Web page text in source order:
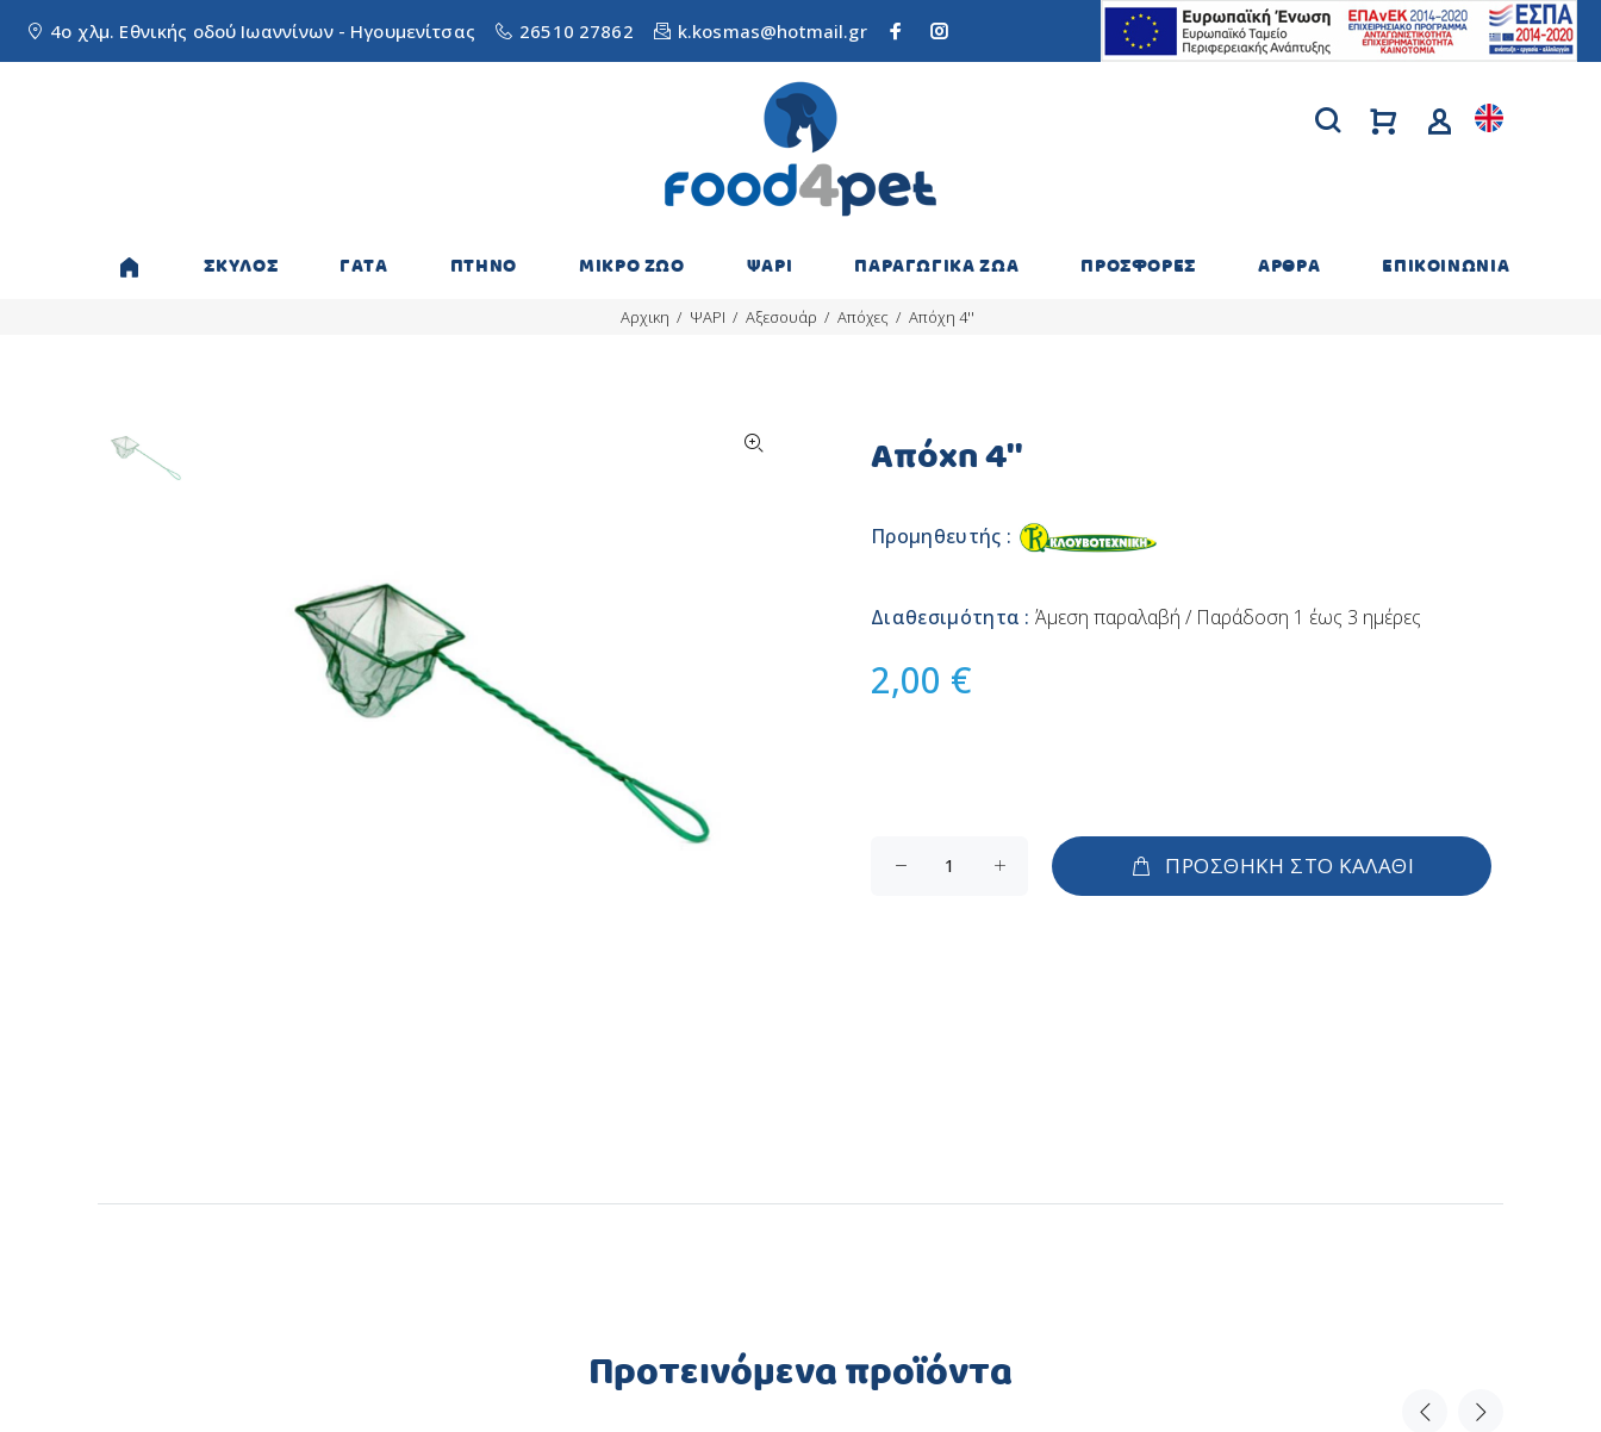
4ο χλμ. Εθνικής οδού Ιωαννίνων - Ηγουμενίτσας 26510 27862 k.kosmas@hotmail.gr
ΣΚΥΛΟΣ ΓΑΤΑ ΠΤΗΝΟ ΜΙΚΡΟ ΖΩΟ ΨΑΡΙ ΠΑΡΑΓΩΓΙΚΑ ΖΩΑ ΠΡΟΣΦΟΡΕΣ ΑΡΘΡΑ ΕΠΙΚΟΙΝΩΝΙΑ
Αρχικη ΨΑΡΙ Αξεσουάρ Απόχες Απόχη 4''
Απόχη 4''
Προμηθευτής :
Διαθεσιμότητα :Άμεση παραλαβή / Παράδoση 1 έως 3 ημέρες
2,00 €
ΠΡΟΣΘΗΚΗ ΣΤΟ ΚΑΛΑΘΙ
Προτεινόμενα προϊόντα